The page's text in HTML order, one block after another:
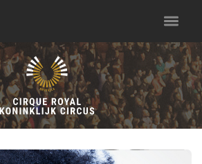
Toggle
navigation